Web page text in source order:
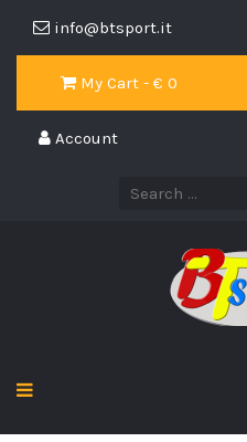
info@btsport.it
My Cart - € 0
Account